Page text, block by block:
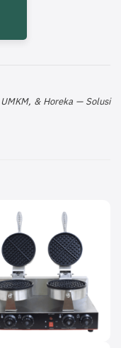
& Horeka — Solusi